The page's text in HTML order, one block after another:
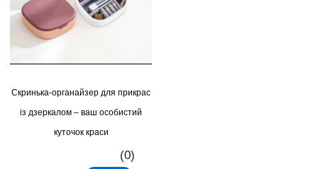
Скринька-органайзер для прикрас
із дзеркалом – ваш особистий
куточок краси
(0)